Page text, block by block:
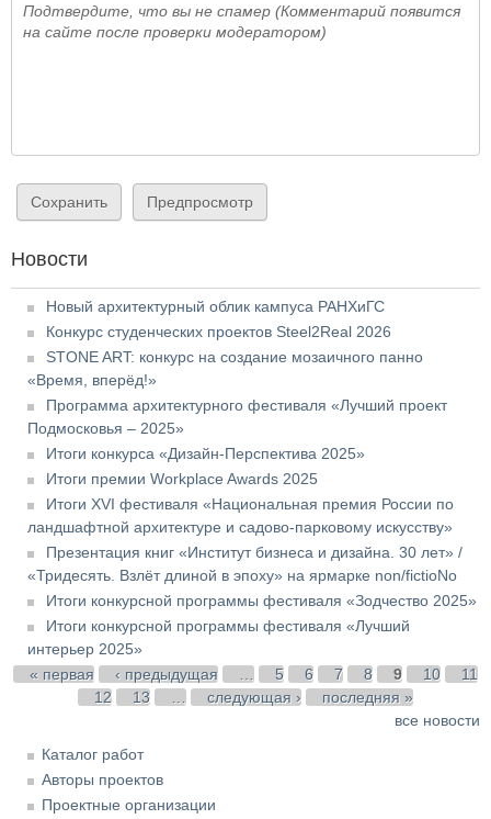
Подтвердите, что вы не спамер (Комментарий появится
на сайте после проверки модератором)
Новости
Новый архитектурный облик кампуса РАНХиГС
Конкурс студенческих проектов Steel2Real 2026
STONE ART: конкурс на создание мозаичного панно
«Время, вперёд!»
Программа архитектурного фестиваля «Лучший проект
Подмосковья – 2025»
Итоги конкурса «Дизайн-Перспектива 2025»
Итоги премии Workplace Awards 2025
Итоги XVI фестиваля «Национальная премия России по
ландшафтной архитектуре и садово-парковому искусству»
Презентация книг «Институт бизнеса и дизайна. 30 лет» /
«Тридесять. Взлёт длиной в эпоху» на ярмарке non/fictioNo
Итоги конкурсной программы фестиваля «Зодчество 2025»
Итоги конкурсной программы фестиваля «Лучший
интерьер 2025»
Страницы
« первая ‹ предыдущая 5 6 7 8 9 10
11
12
13 следующая ›
последняя »
все новости
Каталог работ
Авторы проектов
Проектные организации